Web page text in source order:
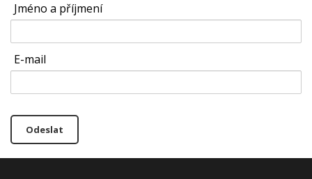
Jméno a příjmení
E-mail
Odeslat